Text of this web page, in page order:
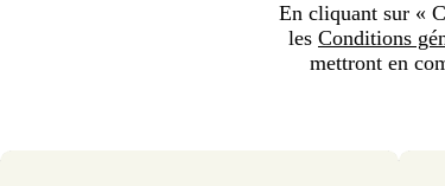
En cliquant sur «
les Conditions
mettront en